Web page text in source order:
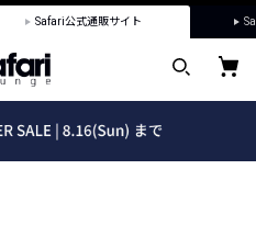
Safari公式通販サイト